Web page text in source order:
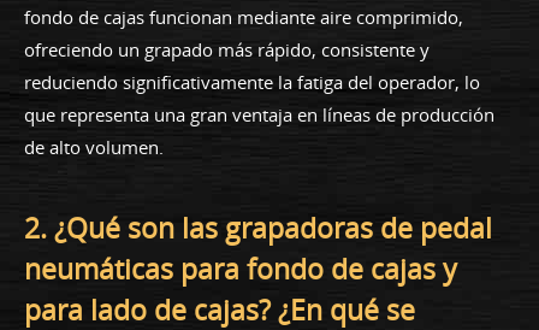
fondo de cajas funcionan mediante aire comprimido,
ofreciendo un grapado más rápido, consistente y
reduciendo significativamente la fatiga del operador, lo
que representa una gran ventaja en líneas de producción
de alto volumen.
2. ¿Qué son las grapadoras de pedal
neumáticas para fondo de cajas y
para lado de cajas? ¿En qué se